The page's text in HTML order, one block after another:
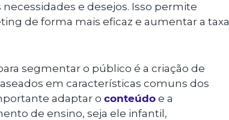
e desejos. Isso permite
de forma mais eficaz e aumentar a taxa
segmentar o público é a criação de
em características comuns dos
adaptar o conteúdo e a
de ensino, seja ele infantil,